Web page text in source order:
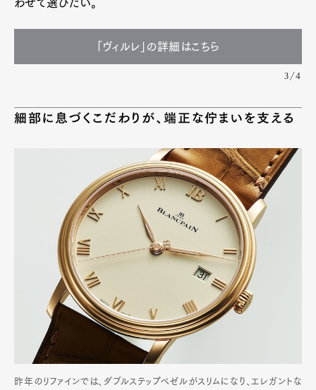
わせて選びたい。
「ヴィルレ」の詳細はこちら
3/4
細部に息づくこだわりが、端正な佇まいを支える
昨年のリファインでは、ダブルステップベゼルがスリムになり、エレガントな